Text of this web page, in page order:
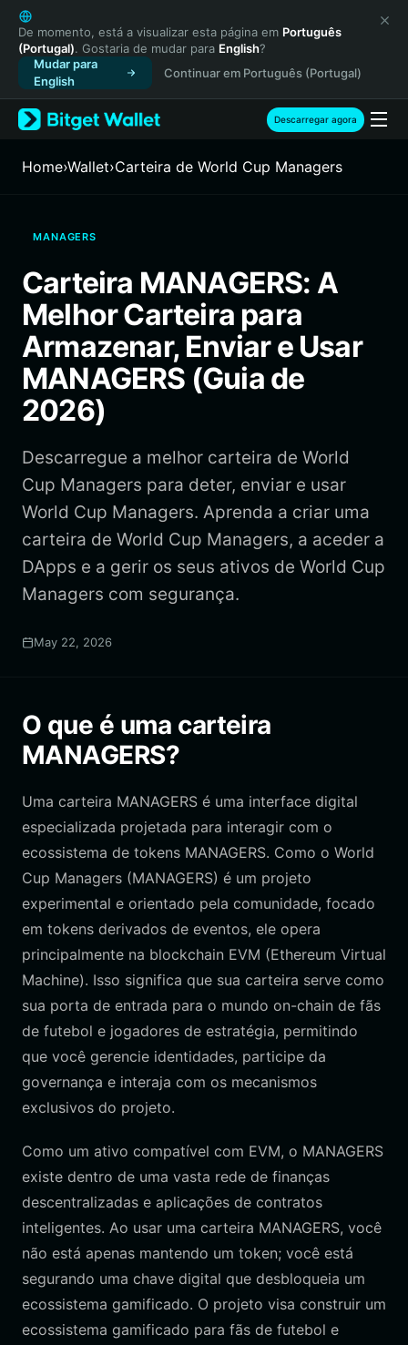
English
日本語
Tiếng Việt
Русский
Español (Latinoamérica)
Türkçe
Français
繁體中文
Bahasa Indonesia
ภาษาไทย
Español
Português (Brasil)
Español (Argentina)
De momento, está a visualizar esta página em Português
(Portugal). Gostaria de mudar para English?
Mudar para
English
Continuar em Português (Portugal)
Descarregar agora
Home›Wallet›Carteira de World Cup Managers
MANAGERS
Carteira MANAGERS: A
Melhor Carteira para
Armazenar, Enviar e Usar
MANAGERS (Guia de
2026)
Descarregue a melhor carteira de World
Cup Managers para deter, enviar e usar
World Cup Managers. Aprenda a criar uma
carteira de World Cup Managers, a aceder a
DApps e a gerir os seus ativos de World Cup
Managers com segurança.
May 22, 2026
O que é uma carteira
MANAGERS?
Uma carteira MANAGERS é uma interface digital
especializada projetada para interagir com o
ecossistema de tokens MANAGERS. Como o World
Cup Managers (MANAGERS) é um projeto
experimental e orientado pela comunidade, focado
em tokens derivados de eventos, ele opera
principalmente na blockchain EVM (Ethereum Virtual
Machine). Isso significa que sua carteira serve como
sua porta de entrada para o mundo on-chain de fãs
de futebol e jogadores de estratégia, permitindo
que você gerencie identidades, participe da
governança e interaja com os mecanismos
exclusivos do projeto.
Como um ativo compatível com EVM, o MANAGERS
existe dentro de uma vasta rede de finanças
descentralizadas e aplicações de contratos
inteligentes. Ao usar uma carteira MANAGERS, você
não está apenas mantendo um token; você está
segurando uma chave digital que desbloqueia um
ecossistema gamificado. O projeto visa construir um
ecossistema gamificado para fãs de futebol e